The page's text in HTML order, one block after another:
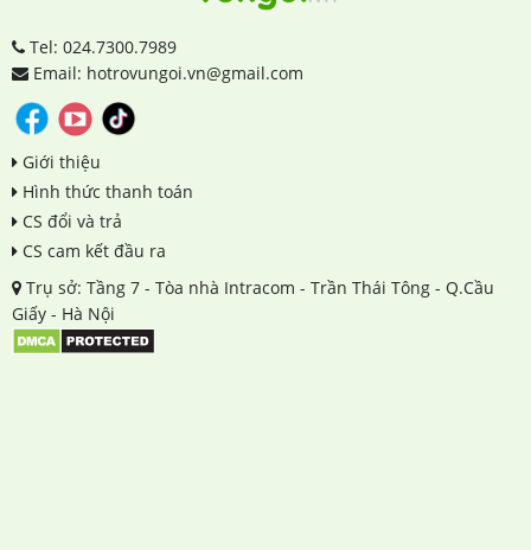
Tel: 024.7300.7989
Email: hotrovungoi.vn@gmail.com
Giới thiệu
Hình thức thanh toán
CS đổi và trả
CS cam kết đầu ra
Trụ sở: Tầng 7 - Tòa nhà Intracom - Trần Thái Tông - Q.Cầu
Giấy - Hà Nội